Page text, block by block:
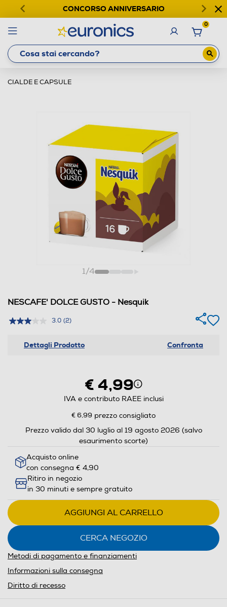
CONCORSO ANNIVERSARIO
0
CIALDE E CAPSULE
1/4
NESCAFE' DOLCE GUSTO - Nesquik
3.0 (2)
Dettagli Prodotto Confronta
€ 4,99
IVA e contributo RAEE inclusi
€ 6,99 prezzo consigliato
Prezzo valido dal 30 luglio al 19 agosto 2026 (salvo
esaurimento scorte)
Acquisto online
con consegna € 4,90
Ritiro in negozio
in 30 minuti e sempre gratuito
AGGIUNGI AL CARRELLO
CERCA NEGOZIO
Metodi di pagamento e finanziamenti
Informazioni sulla consegna
Diritto di recesso